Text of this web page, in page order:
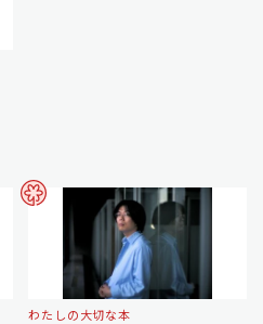
わたしの大切な本